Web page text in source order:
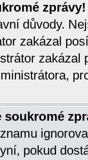
zprávy!
důvody.
zakázal
zakázal
soukromé
pokud